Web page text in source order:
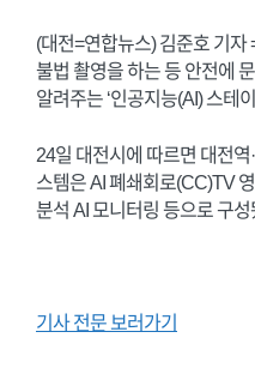
(대전=연합뉴스) 김준호 기
불법 촬영을 하는 등 안전에
알려주는 ‘인공지능(AI) 스테
24일 대전시에 따르면 대전역
스템은 AI 폐쇄회로(CC)TV
분석 AI 모니터링 등으로 구성
기사 전문 보러가기